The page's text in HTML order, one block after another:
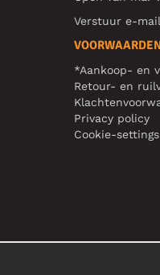
Verstuur e-
*Aankoop- en
Retour- en
Privacy policy
Cookie-settings